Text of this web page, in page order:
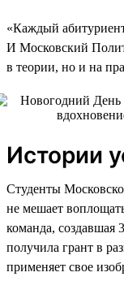
«Каждый абитуриент
И Московский
в теории, но и на
Истории
Студенты
не мешает
команда, создавшая
получила грант в
применяет свое